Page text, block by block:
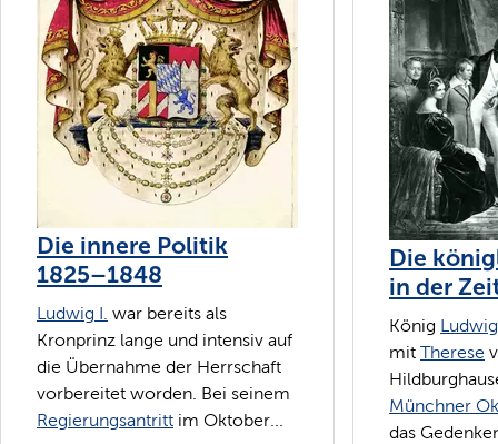
Die innere Politik
1825–1848
Ludwig I. war bereits als
Kronprinz lange und intensiv auf
die Übernahme der Herrschaft
vorbereitet worden. Bei seinem
Regierungsantritt im Oktober...
Die
in der
König
mit Therese
Münchner
das